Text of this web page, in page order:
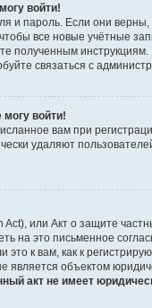
войти!
и пароль. Если они
все новые учётные
полученным
связаться с
могу войти!
вам при
удаляют
Act), или Акт о защите
на это письменное
это к вам, как к
является объектом
акт не имеет